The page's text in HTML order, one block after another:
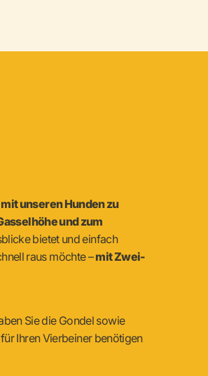
unseren Hunden zu
und zum
bietet und einfach
raus möchte –mit Zwei-
Sie die Gondel sowie
Ihren Vierbeiner benötigen